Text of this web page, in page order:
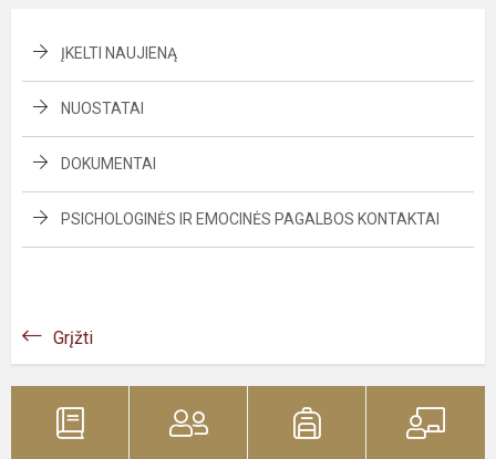
ĮKELTI NAUJIENĄ
NUOSTATAI
DOKUMENTAI
PSICHOLOGINĖS IR EMOCINĖS PAGALBOS KONTAKTAI
Grįžti